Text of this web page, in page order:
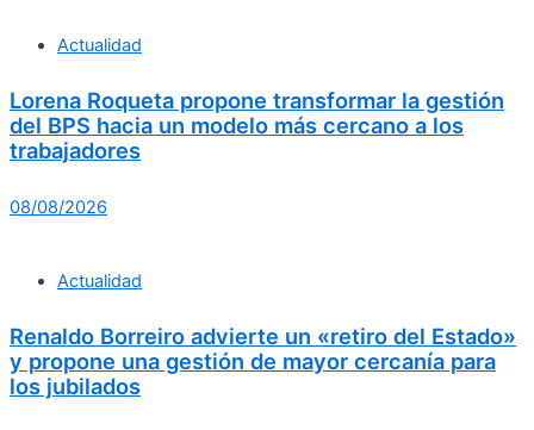
Actualidad
Lorena Roqueta propone transformar la gestión
del BPS hacia un modelo más cercano a los
trabajadores
08/08/2026
Actualidad
Renaldo Borreiro advierte un «retiro del Estado»
y propone una gestión de mayor cercanía para
los jubilados